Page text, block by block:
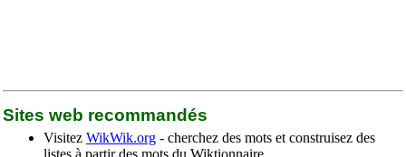
Sites web recommandés
Visitez WikWik.org - cherchez des mots et construisez des
listes à partir des mots du Wiktionnaire.